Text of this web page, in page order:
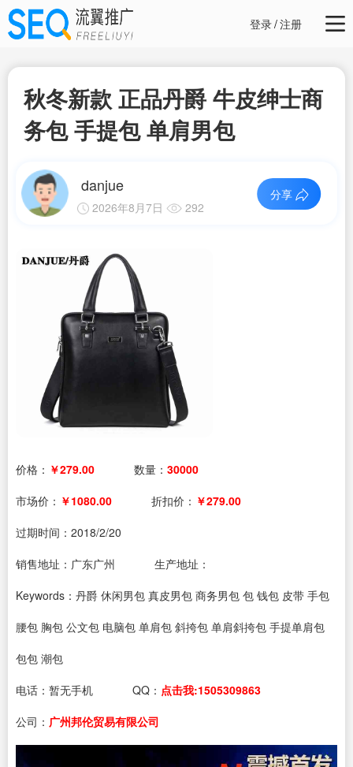
登录/注册
秋冬新款 正品丹爵 牛皮绅士商
务包 手提包 单肩男包
danjue
2026年8月7日 292
分享
价格： ￥279.00 数量： 30000
市场价： ￥1080.00 折扣价： ￥279.00
过期时间： 2018/2/20
销售地址：广东广州
生产地址：
Keywords：丹爵 休闲男包 真皮男包 商务男包 包 钱包 皮带 手包
腰包 胸包 公文包 电脑包 单肩包 斜挎包 单肩斜挎包 手提单肩包
包包 潮包
电话： 暂无手机 QQ： 点击我:1505309863
公司： 广州邦伦贸易有限公司